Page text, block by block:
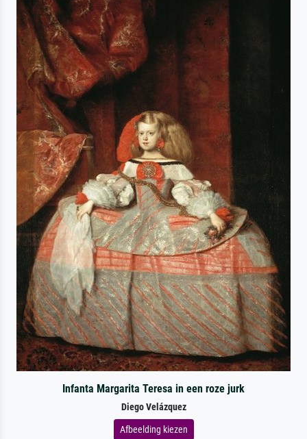
Infanta Margarita Teresa in een roze jurk
Diego Velázquez
Afbeelding kiezen